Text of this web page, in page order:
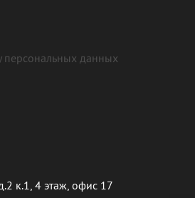
персональных данных
к.1, 4 этаж, офис 17